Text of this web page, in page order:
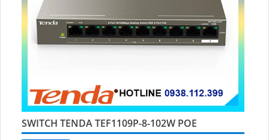
SWITCH TENDA TEF1109P-8-102W POE